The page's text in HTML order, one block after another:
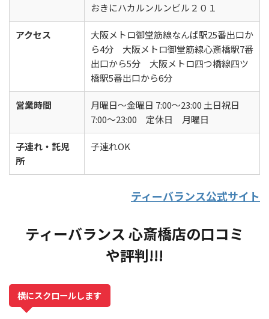
おきにハカルンルンビル２０１
アクセス
大阪メトロ御堂筋線なんば駅25番出口か
ら4分 大阪メトロ御堂筋線心斎橋駅7番
出口から5分 大阪メトロ四つ橋線四ツ
橋駅5番出口から6分
営業時間
月曜日～金曜日 7:00〜23:00 土日祝日
7:00〜23:00 定休日 月曜日
子連れ・託児
所
子連れOK
ティーバランス公式サイト
ティーバランス 心斎橋店の口コミ
や評判!!!
横にスクロールします